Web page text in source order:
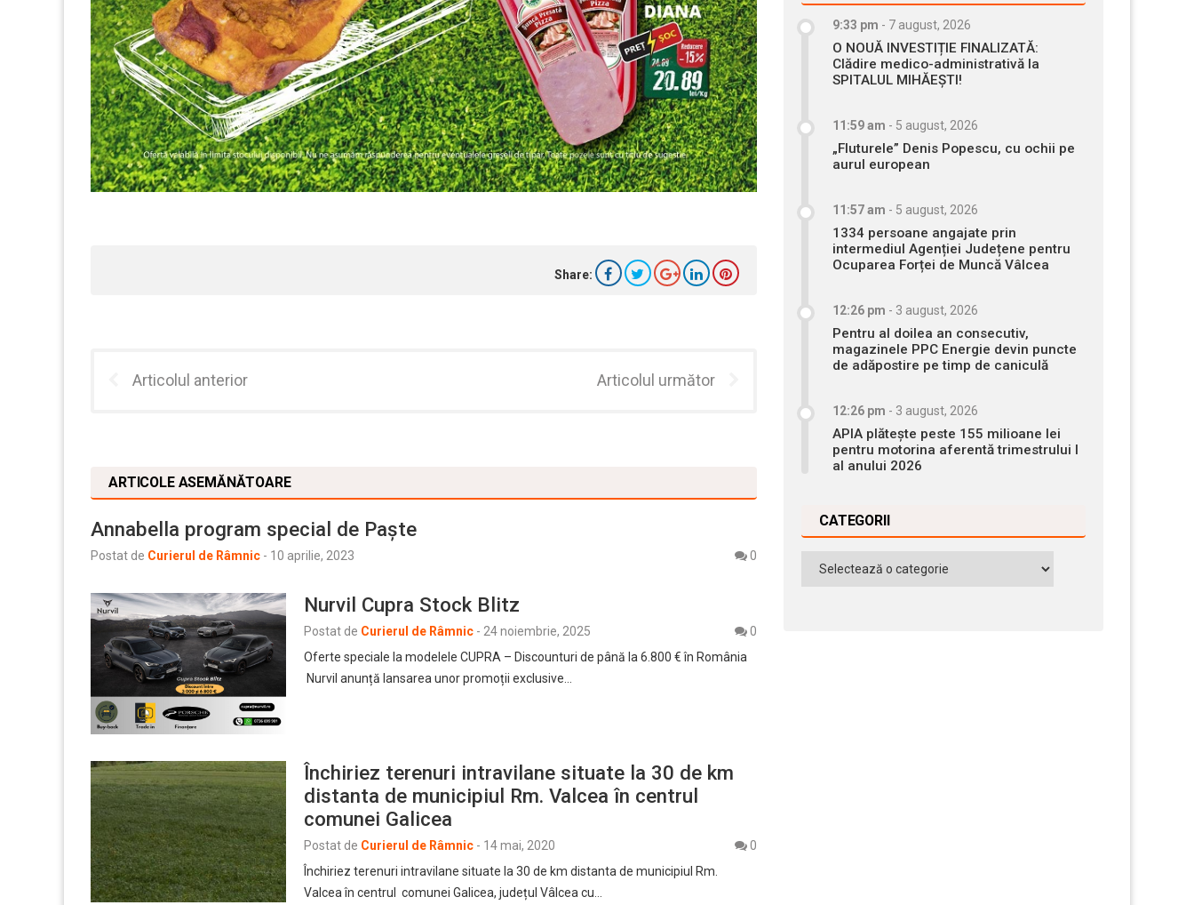
Share:
Articolul anterior Articolul următor
ARTICOLE ASEMĂNĂTOARE
Annabella program special de Paște
Postat de Curierul de Râmnic - 10 aprilie, 2023 0
Nurvil Cupra Stock Blitz
Postat de Curierul de Râmnic - 24 noiembrie, 2025
0
Oferte speciale la modelele CUPRA – Discounturi de până la 6.800 € în România
Nurvil anunță lansarea unor promoții exclusive…
Închiriez terenuri intravilane situate la 30 de km
distanta de municipiul Rm. Valcea în centrul
comunei Galicea
Postat de Curierul de Râmnic - 14 mai, 2020
0
Închiriez terenuri intravilane situate la 30 de km distanta de municipiul Rm.
Valcea în centrul comunei Galicea, județul Vâlcea cu…
9:33 pm - 7 august, 2026
O NOUĂ INVESTIȚIE FINALIZATĂ:
Clădire medico-administrativă la
SPITALUL MIHĂEȘTI!
11:59 am - 5 august, 2026
„Fluturele” Denis Popescu, cu ochii pe
aurul european
11:57 am - 5 august, 2026
1334 persoane angajate prin
intermediul Agenției Județene pentru
Ocuparea Forței de Muncă Vâlcea
12:26 pm - 3 august, 2026
Pentru al doilea an consecutiv,
magazinele PPC Energie devin puncte
de adăpostire pe timp de caniculă
12:26 pm - 3 august, 2026
APIA plătește peste 155 milioane lei
pentru motorina aferentă trimestrului I
al anului 2026
CATEGORII
Categorii